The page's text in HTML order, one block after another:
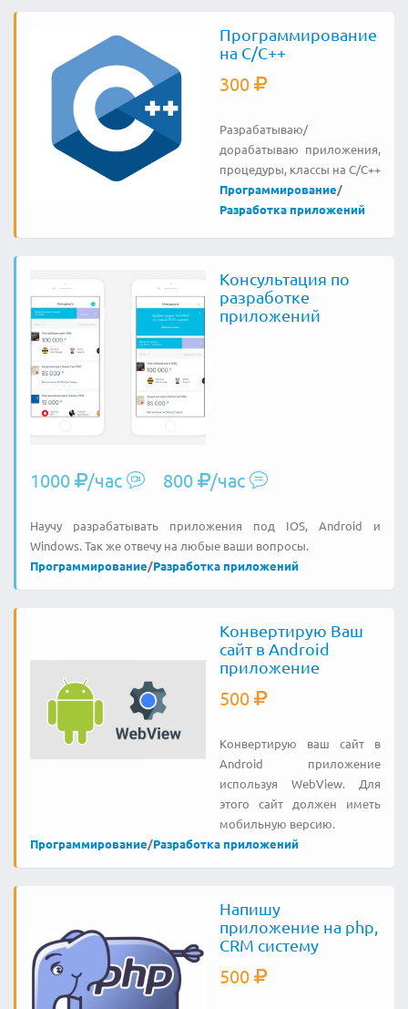
Программирование
на С/С++
300
Разрабатываю/
дорабатываю приложения,
процедуры, классы на C/C++
Программирование/
Разработка приложений
Консультация по
разработке
приложений
1000 /час 800 /час
Научу разрабатывать приложения под IOS, Android и
Windows. Так же отвечу на любые ваши вопросы.
Программирование/Разработка приложений
Конвертирую Ваш
сайт в Android
приложение
500
Конвертирую ваш сайт в
Android приложение
используя WebView. Для
этого сайт должен иметь
мобильную версию.
Программирование/Разработка приложений
Напишу
приложение на php,
CRM систему
500